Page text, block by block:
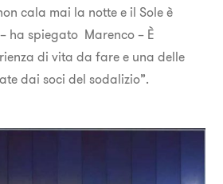
cala mai la notte e il Sole è
ha spiegato Marenco – È
di vita da fare e una delle
dai soci del sodalizio”.